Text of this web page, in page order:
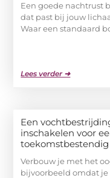
Een goede nachtrust
dat past bij jouw
Waar een standaard
Lees verder ➜
Een
inschakelen voor
Verbouw je met het
bijvoorbeeld omdat